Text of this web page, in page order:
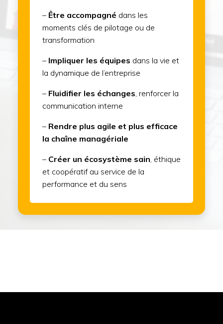
– Être accompagné dans les
moments clés de pilotage ou de
transformation
– Impliquer les équipes dans la vie et
la dynamique de l’entreprise
– Fluidifier les échanges, renforcer la
communication interne
– Rendre plus agile et plus efficace
la chaîne managériale
– Créer un écosystème sain, éthique
et coopératif au service de la
performance et du sens